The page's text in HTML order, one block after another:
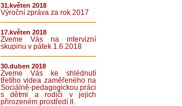
31.květen 2018
Výroční zpráva za rok 2017
17.květen 2018
Zveme Vás na intervizní
skupinu v pátek 1.6.2018
30.duben 2018
Zveme Vás ke shlédnutí
třetího videa zaměřeného na
Sociálně-pedagogickou práci
s dětmi a rodiči v jejich
přirozeném prostředí II.